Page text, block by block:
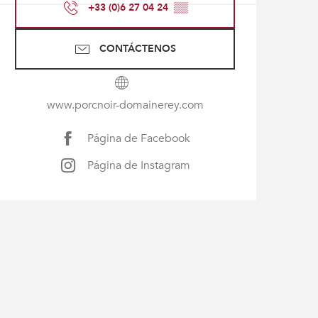
+33 (0)6 27 04 24 ▒▒
CONTÁCTENOS
www.porcnoir-domainerey.com
Página de Facebook
Página de Instagram